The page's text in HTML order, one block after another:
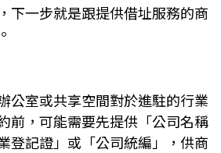
下一步就是跟提供借址服務的商
公室或共享空間對於進駐的行業
前，可能需要先提供「公司名稱
登記證」或「公司統編」，供商